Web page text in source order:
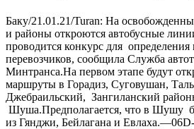
Баку/21.01.21/Turan: На
и районы откроются автобусные
проводится конкурс для
перевозчиков, сообщила Служба
Минтранса.На первом этапе будут
маршруты в Горадиз, Суговушан,
Джебраильский, Зангиланский
Шуша.Предполагается, что в Шушу
из Гянджи, Бейлагана и Евлаха.—06D-